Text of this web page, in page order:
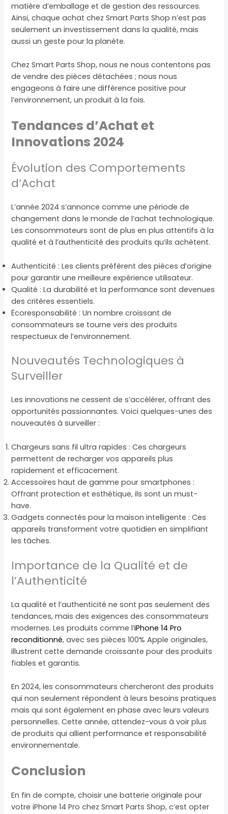
matière d’emballage et de gestion des ressources.
Ainsi, chaque achat chez Smart Parts Shop n’est pas
seulement un investissement dans la qualité, mais
aussi un geste pour la planète.
Chez Smart Parts Shop, nous ne nous contentons pas
de vendre des pièces détachées ; nous nous
engageons à faire une différence positive pour
l’environnement, un produit à la fois.
Tendances d’Achat et
Innovations 2024
Évolution des Comportements
d’Achat
L’année 2024 s’annonce comme une période de
changement dans le monde de l’achat technologique.
Les consommateurs sont de plus en plus attentifs à la
qualité et à l’authenticité des produits qu’ils achètent.
Authenticité : Les clients préfèrent des pièces d’origine
pour garantir une meilleure expérience utilisateur.
Qualité : La durabilité et la performance sont devenues
des critères essentiels.
Écoresponsabilité : Un nombre croissant de
consommateurs se tourne vers des produits
respectueux de l’environnement.
Nouveautés Technologiques à
Surveiller
Les innovations ne cessent de s’accélérer, offrant des
opportunités passionnantes. Voici quelques-unes des
nouveautés à surveiller :
Chargeurs sans fil ultra rapides : Ces chargeurs
permettent de recharger vos appareils plus
rapidement et efficacement.
Accessoires haut de gamme pour smartphones :
Offrant protection et esthétique, ils sont un must-
have.
Gadgets connectés pour la maison intelligente : Ces
appareils transforment votre quotidien en simplifiant
les tâches.
Importance de la Qualité et de
l’Authenticité
La qualité et l’authenticité ne sont pas seulement des
tendances, mais des exigences des consommateurs
modernes. Les produits comme l’iPhone 14 Pro
reconditionné, avec ses pièces 100% Apple originales,
illustrent cette demande croissante pour des produits
fiables et garantis.
En 2024, les consommateurs chercheront des produits
qui non seulement répondent à leurs besoins pratiques
mais qui sont également en phase avec leurs valeurs
personnelles. Cette année, attendez-vous à voir plus
de produits qui allient performance et responsabilité
environnementale.
Conclusion
En fin de compte, choisir une batterie originale pour
votre iPhone 14 Pro chez Smart Parts Shop, c’est opter